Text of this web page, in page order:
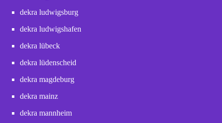
dekra ludwigsburg
dekra ludwigshafen
dekra lübeck
dekra lüdenscheid
dekra magdeburg
dekra mainz
dekra mannheim